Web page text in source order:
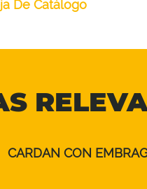
De Catálogo
CARDAN CON